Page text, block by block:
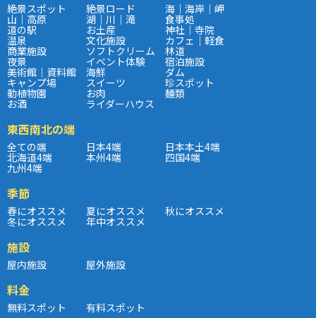
絶景スポット 絶景ロード 海｜海岸｜岬
山｜高原 湖｜川｜滝 食事処
道の駅 お土産 神社｜寺院
温泉 文化施設 カフェ｜軽食
商業施設 ソフトクリーム 林道
夜景 イベント体験 宿泊施設
美術館｜資料館 海鮮 ダム
キャンプ場 スイーツ 珍スポット
動植物園 お肉 麺類
お酒 ライダーハウス
東西南北の端
全ての端 日本4端 日本本土4端
北海道4端 本州4端 四国4端
九州4端
季節
春にオススメ 夏にオススメ 秋にオススメ
冬にオススメ 年中オススメ
施設
屋内施設 屋外施設
料金
無料スポット 有料スポット